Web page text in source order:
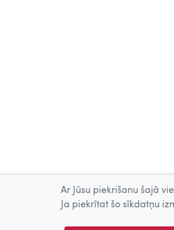
Ar Jūsu piekrišanu šajā
Ja piekrītat šo sīkdatņu